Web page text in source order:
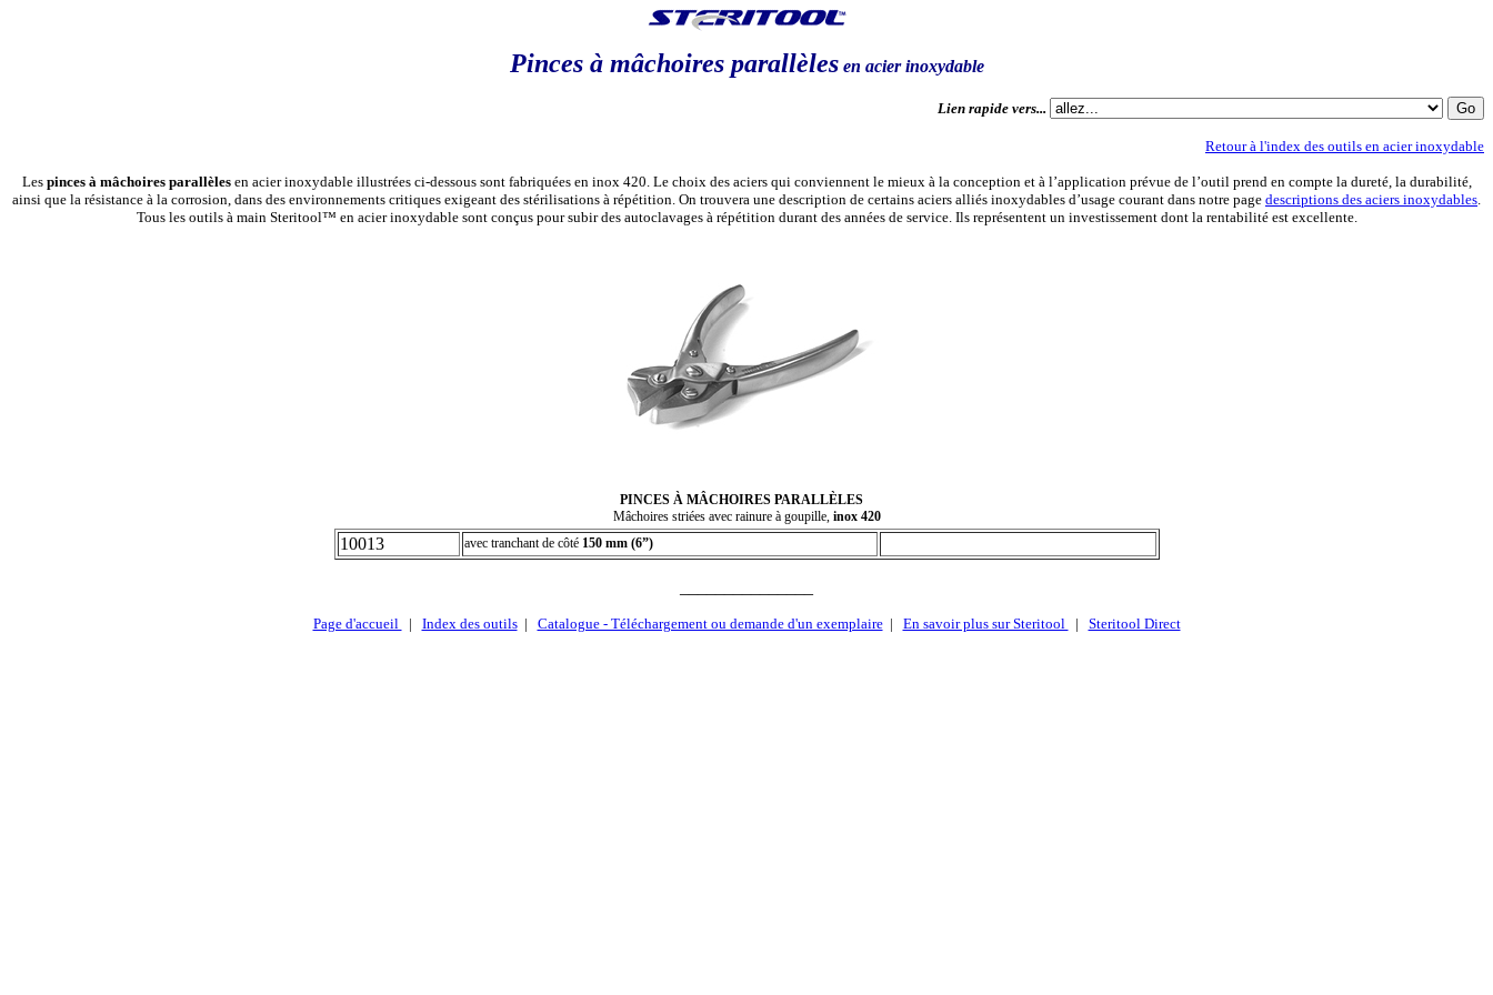
Pinces à mâchoires parallèlesen acier inoxydable
Lien rapide vers...
Retour à l'index des outils en acier inoxydable
Les pinces à mâchoires parallèles en acier inoxydable illustrées ci-dessous sont fabriquées en inox 420. Le choix des aciers qui conviennent le mieux à la conception et à l’application prévue de l’outil prend en compte la dureté, la durabilité,
ainsi que la résistance à la corrosion, dans des environnements critiques exigeant des stérilisations à répétition. On trouvera une description de certains aciers alliés inoxydables d’usage courant dans notre page descriptions des aciers inoxydables.
Tous les outils à main Steritool™ en acier inoxydable sont conçus pour subir des autoclavages à répétition durant des années de service. Ils représentent un investissement dont la rentabilité est excellente.
PINCES À MÂCHOIRES PARALLÈLES
Mâchoires striées avec rainure à goupille,inox 420
10013 avec tranchant de côté150 mm (6”)
Page d'accueil | Index des outils| Catalogue - Téléchargement ou demande d'un exemplaire| En savoir plus sur Steritool | Steritool Direct